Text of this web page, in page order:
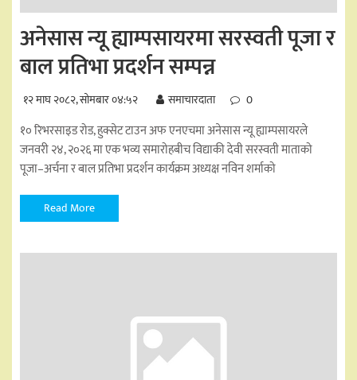
अनेसास न्यू ह्याम्पसायरमा सरस्वती पूजा र
बाल प्रतिभा प्रदर्शन सम्पन्न
१२ माघ २०८२, सोमबार ०४:५२ समाचारदाता 0
१० रिभरसाइड रोड, हुक्सेट टाउन अफ एनएचमा अनेसास न्यू ह्याम्पसायरले
जनवरी २४, २०२६ मा एक भव्य समारोहबीच विद्याकी देवी सरस्वती माताको
पूजा–अर्चना र बाल प्रतिभा प्रदर्शन कार्यक्रम अध्यक्ष नविन शर्माको
Read More